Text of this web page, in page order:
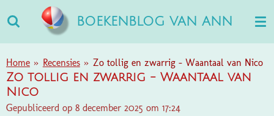
direct
naar
de
hoofdinhoud
BOEKENBLOG VAN ANN
Home » Recensies » Zo tollig en zwarrig - Waantaal van Nico
Zo tollig en zwarrig - Waantaal van
Nico
Gepubliceerd op 8 december 2025 om 17:24